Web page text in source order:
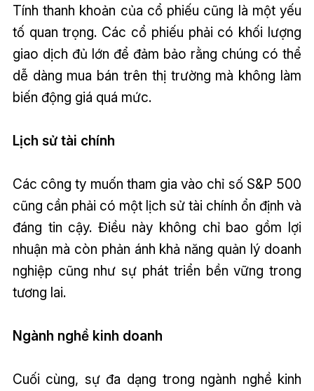
Tính thanh khoản của cổ phiếu cũng là một yếu
tố quan trọng. Các cổ phiếu phải có khối lượng
giao dịch đủ lớn để đảm bảo rằng chúng có thể
dễ dàng mua bán trên thị trường mà không làm
biến động giá quá mức.
Lịch sử tài chính
Các công ty muốn tham gia vào chỉ số S&P 500
cũng cần phải có một lịch sử tài chính ổn định và
đáng tin cậy. Điều này không chỉ bao gồm lợi
nhuận mà còn phản ánh khả năng quản lý doanh
nghiệp cũng như sự phát triển bền vững trong
tương lai.
Ngành nghề kinh doanh
Cuối cùng, sự đa dạng trong ngành nghề kinh